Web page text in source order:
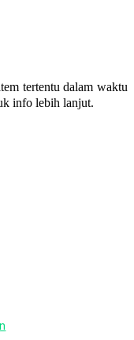
tertentu dalam waktu
info lebih lanjut.